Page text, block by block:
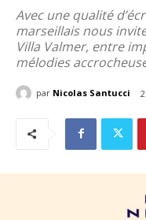
Avec une qualité
marseillais nous
Villa Valmer, entre
mélodies
par Nicolas Santucci